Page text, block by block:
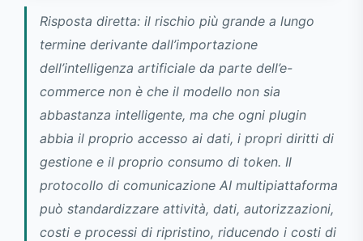
Risposta diretta: il rischio più grande a lungo
termine derivante dall’importazione
dell’intelligenza artificiale da parte dell’e-
commerce non è che il modello non sia
abbastanza intelligente, ma che ogni plugin
abbia il proprio accesso ai dati, i propri diritti di
gestione e il proprio consumo di token. Il
protocollo di comunicazione AI multipiattaforma
può standardizzare attività, dati, autorizzazioni,
costi e processi di ripristino, riducendo i costi di